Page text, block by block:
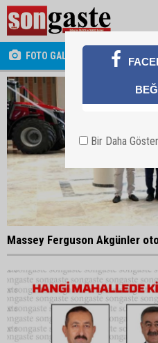
FOTO GALERİ
Massey Ferguson Akgünler
Bir Daha